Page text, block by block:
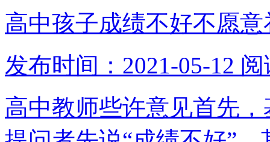
高中孩子成绩不好不愿
发布时间：2021-05-12 阅
高中教师些许意见首先